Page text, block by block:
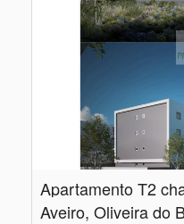
Aveiro, Oliveira do